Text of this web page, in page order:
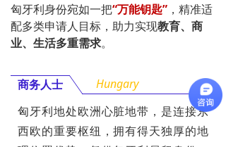
匈牙利身份宛如一把“万能钥匙” ，精准适
配多类申请人目标， 助力实现教育、商
业、生活多重需求。
商务人士
Hungary
匈牙利地处欧洲心脏地带，是连接东
西欧的重要枢纽，拥有得天独厚的地